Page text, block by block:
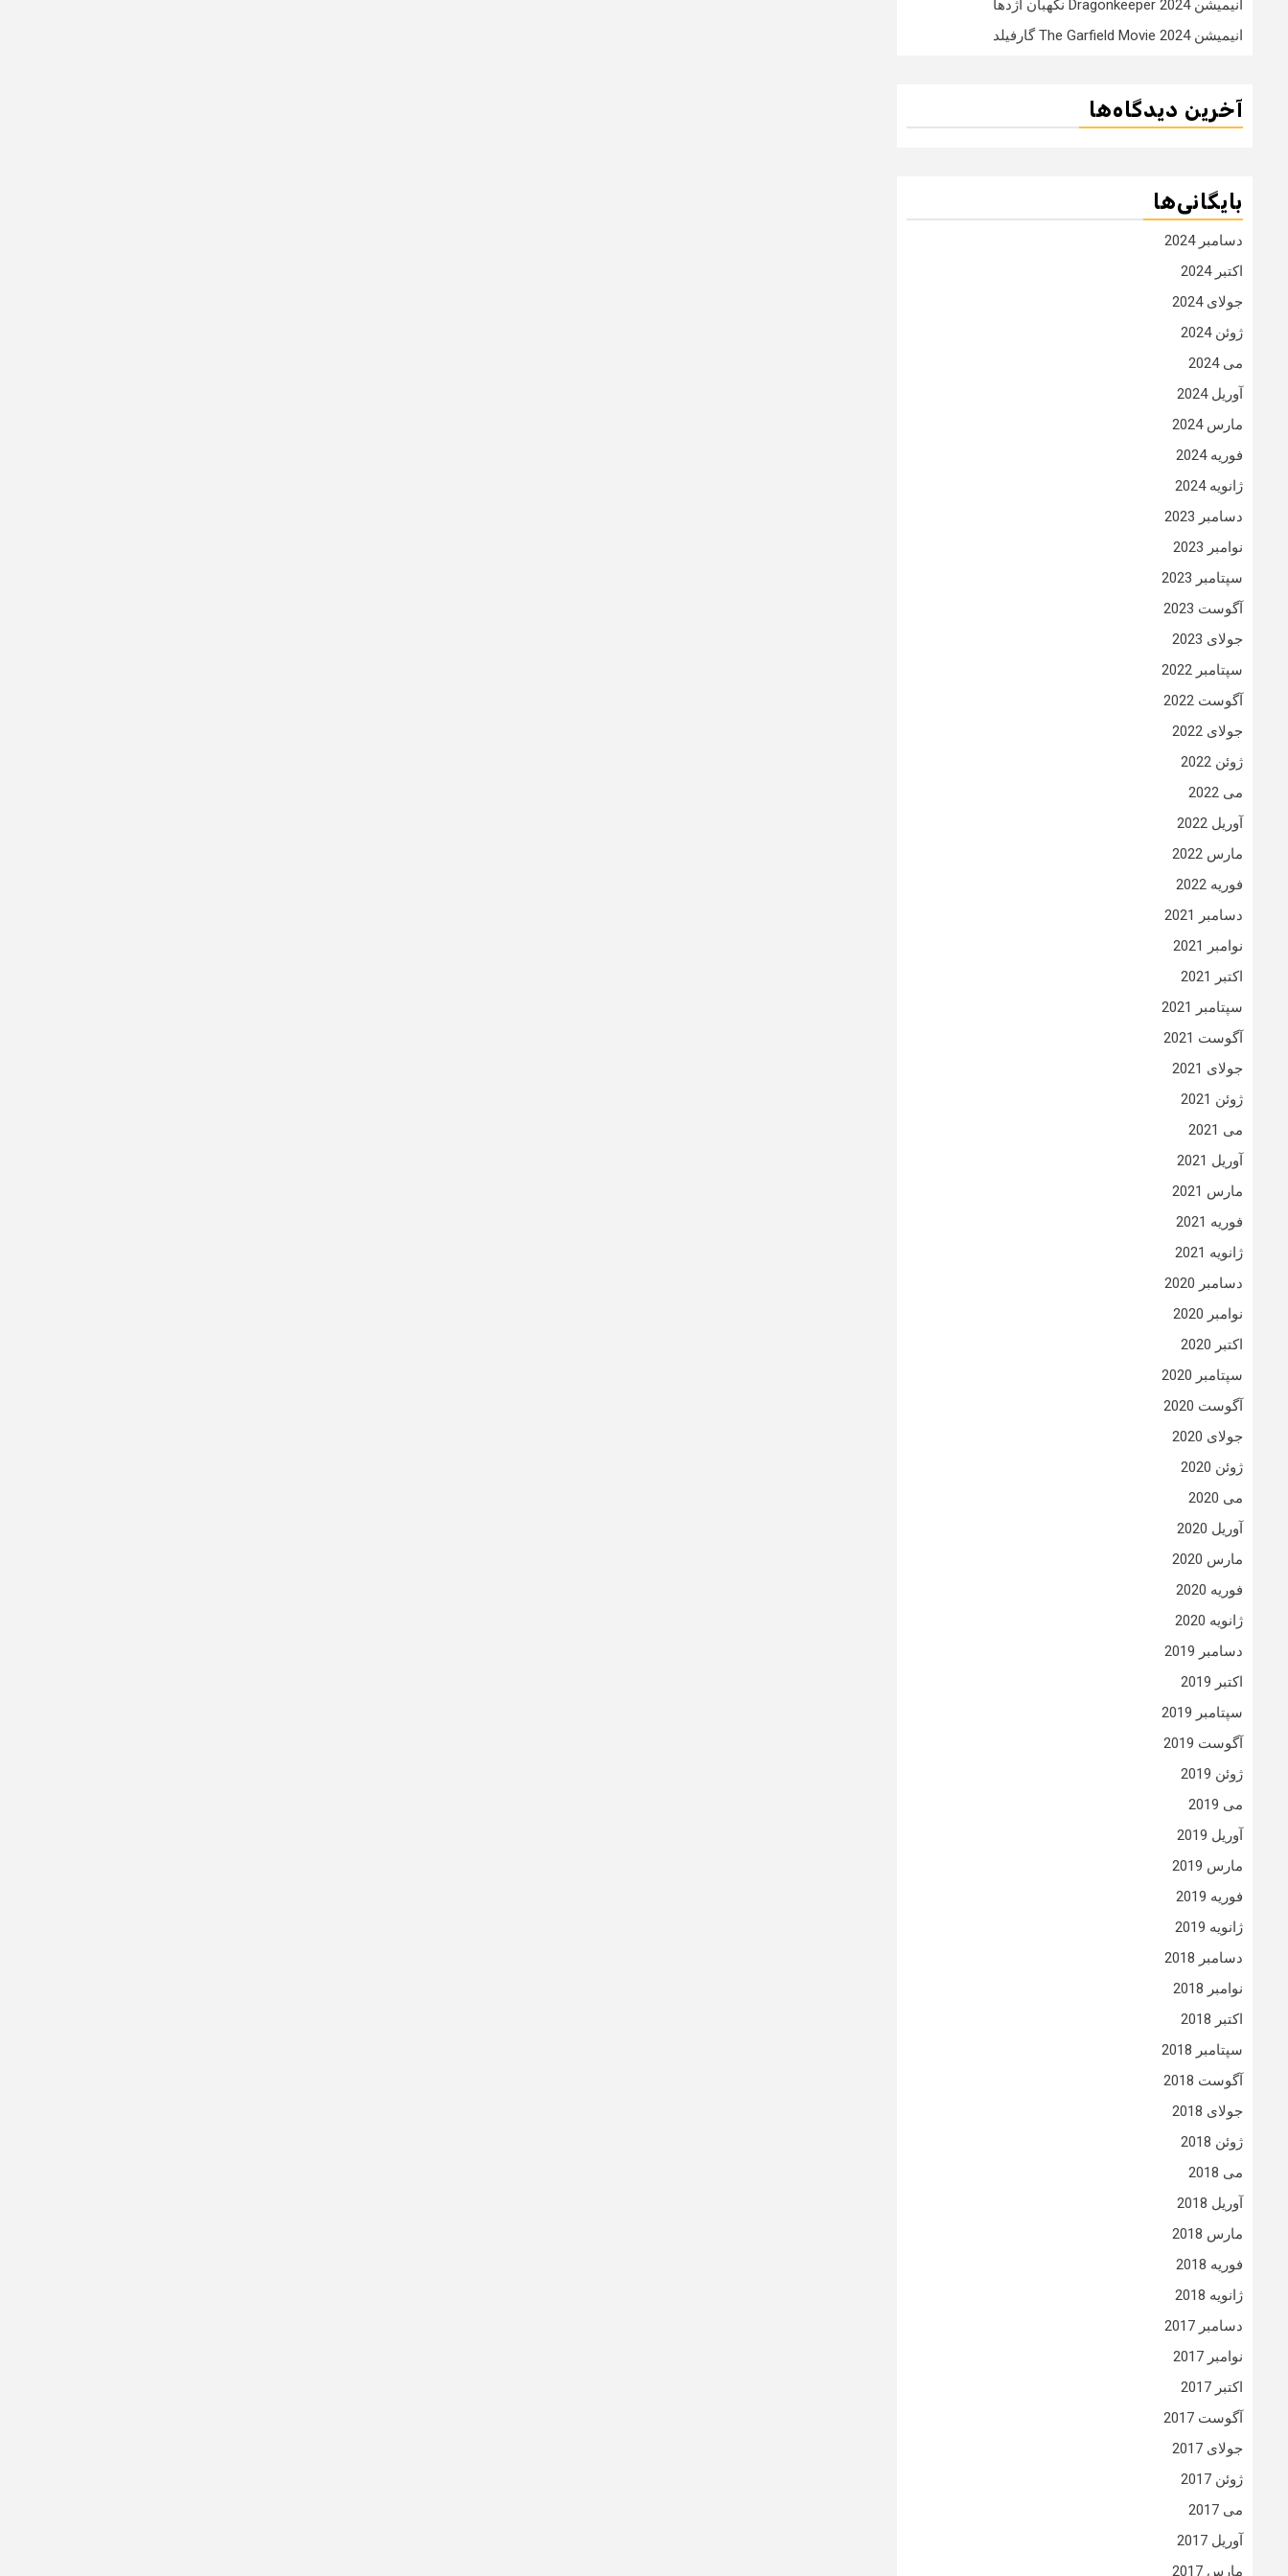
انیمیشن Dragonkeeper 2024 نگهبان اژدها
انیمیشن The Garfield Movie 2024 گارفیلد
آخرین دیدگاه‌ها
بایگانی‌ها
دسامبر 2024
اکتبر 2024
جولای 2024
ژوئن 2024
می 2024
آوریل 2024
مارس 2024
فوریه 2024
ژانویه 2024
دسامبر 2023
نوامبر 2023
سپتامبر 2023
آگوست 2023
جولای 2023
سپتامبر 2022
آگوست 2022
جولای 2022
ژوئن 2022
می 2022
آوریل 2022
مارس 2022
فوریه 2022
دسامبر 2021
نوامبر 2021
اکتبر 2021
سپتامبر 2021
آگوست 2021
جولای 2021
ژوئن 2021
می 2021
آوریل 2021
مارس 2021
فوریه 2021
ژانویه 2021
دسامبر 2020
نوامبر 2020
اکتبر 2020
سپتامبر 2020
آگوست 2020
جولای 2020
ژوئن 2020
می 2020
آوریل 2020
مارس 2020
فوریه 2020
ژانویه 2020
دسامبر 2019
اکتبر 2019
سپتامبر 2019
آگوست 2019
ژوئن 2019
می 2019
آوریل 2019
مارس 2019
فوریه 2019
ژانویه 2019
دسامبر 2018
نوامبر 2018
اکتبر 2018
سپتامبر 2018
آگوست 2018
جولای 2018
ژوئن 2018
می 2018
آوریل 2018
مارس 2018
فوریه 2018
ژانویه 2018
دسامبر 2017
نوامبر 2017
اکتبر 2017
آگوست 2017
جولای 2017
ژوئن 2017
می 2017
آوریل 2017
مارس 2017